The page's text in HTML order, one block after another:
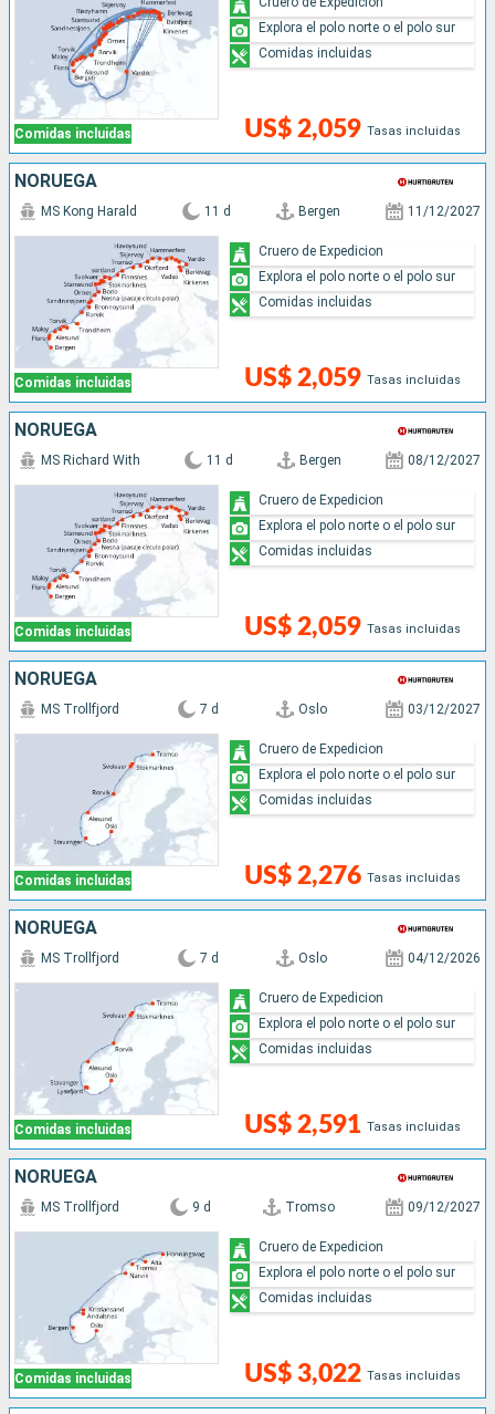
Comidas incluidas US$ 2,059 Tasas incluidas
Explora el polo norte o el polo sur
Comidas incluidas
NORUEGA
Comidas incluidas
MS Kong Harald 11 d Bergen 11/12/2027
US$ 2,059 Tasas incluidas
Cruero de Expedicion
Explora el polo norte o el polo sur
Comidas incluidas
NORUEGA
Comidas incluidas
MS Richard With 11 d Bergen 08/12/2027
US$ 2,059 Tasas incluidas
Cruero de Expedicion
Explora el polo norte o el polo sur
Comidas incluidas
NORUEGA
Comidas incluidas
MS Trollfjord 7 d Oslo 03/12/2027
US$ 2,276 Tasas incluidas
Cruero de Expedicion
Explora el polo norte o el polo sur
Comidas incluidas
NORUEGA
Comidas incluidas
MS Trollfjord 7 d Oslo 04/12/2026
US$ 2,591 Tasas incluidas
Cruero de Expedicion
Explora el polo norte o el polo sur
Comidas incluidas
NORUEGA
Comidas incluidas
MS Trollfjord 9 d Tromso 09/12/2027
US$ 3,022 Tasas incluidas
Cruero de Expedicion
Explora el polo norte o el polo sur
Comidas incluidas